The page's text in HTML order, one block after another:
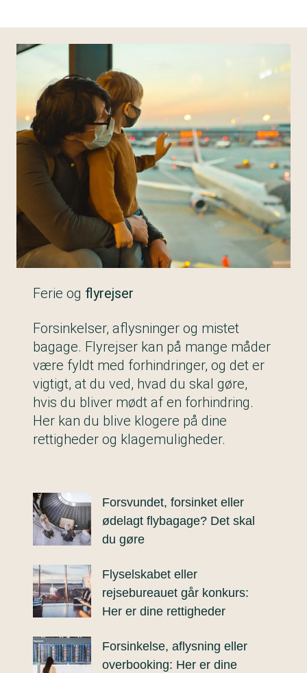
Ferie og flyrejser
Forsinkelser, aflysninger og mistet
bagage. Flyrejser kan på mange måder
være fyldt med forhindringer, og det er
vigtigt, at du ved, hvad du skal gøre,
hvis du bliver mødt af en forhindring.
Her kan du blive klogere på dine
rettigheder og klagemuligheder.
Forsvundet, forsinket eller
ødelagt flybagage? Det skal
du gøre
Flyselskabet eller
rejsebureauet går konkurs:
Her er dine rettigheder
Forsinkelse, aflysning eller
overbooking: Her er dine